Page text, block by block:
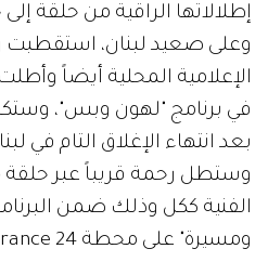
إطلالاتها الراقية من حلقة
وعلى صعيد لبنان،
الإعلامية المحلية أيضاً
في برنامج "لهون وبس"،
بعد انتهاء الإغلاق التام في
وستطل رحمة قريباً عبر
الفنية ككل وذلك ضمن